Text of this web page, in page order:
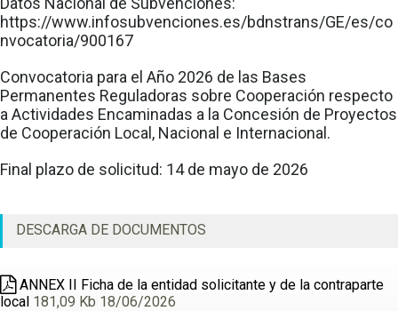
https://www.infosubvenciones.es/bdnstrans/GE/es/co
nvocatoria/900167
Convocatoria para el Año 2026 de las Bases
Permanentes Reguladoras sobre Cooperación respecto
a Actividades Encaminadas a la Concesión de Proyectos
de Cooperación Local, Nacional e Internacional.
Final plazo de solicitud: 14 de mayo de 2026
DESCARGA DE DOCUMENTOS
ANNEX II Ficha de la entidad solicitante y de la contraparte
local 181,09 Kb 18/06/2026